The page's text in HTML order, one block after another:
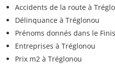
Accidents de la route à
Délinquance à Tréglonou
Prénoms donnés dans le
Entreprises à Tréglonou
Prix m2 à Tréglonou